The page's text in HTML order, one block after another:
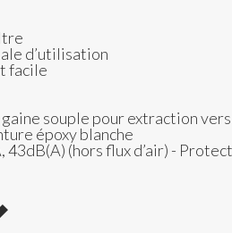
d’utilisation
facile
souple pour extraction
époxy blanche
(hors flux d’air) -